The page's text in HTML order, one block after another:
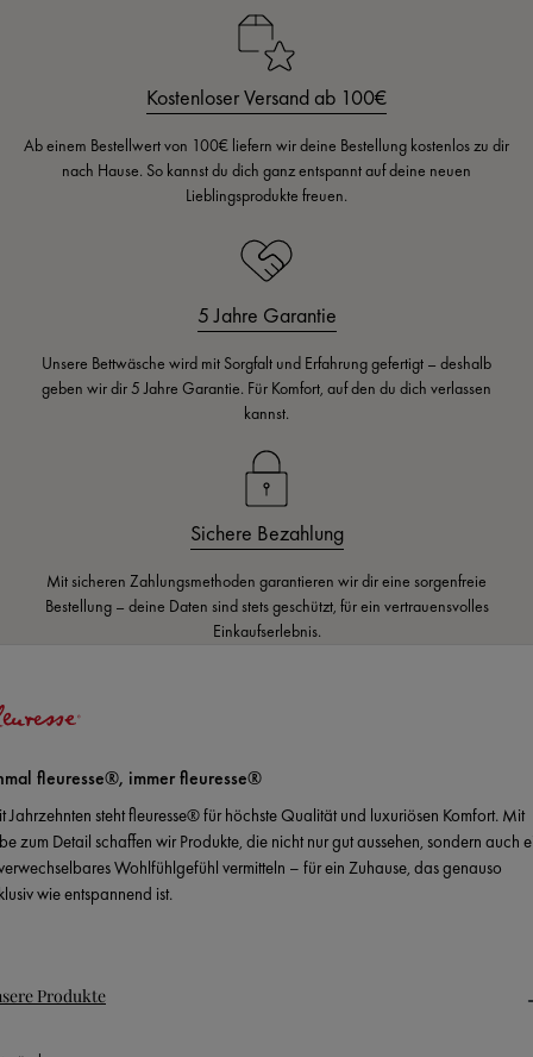
Kostenloser Versand ab 100€
Ab einem Bestellwert von 100€ liefern wir deine Bestellung kostenlos zu dir
nach Hause. So kannst du dich ganz entspannt auf deine neuen
Lieblingsprodukte freuen.
5 Jahre Garantie
Unsere Bettwäsche wird mit Sorgfalt und Erfahrung gefertigt – deshalb
geben wir dir 5 Jahre Garantie. Für Komfort, auf den du dich verlassen
kannst.
Sichere Bezahlung
Mit sicheren Zahlungsmethoden garantieren wir dir eine sorgenfreie
Bestellung – deine Daten sind stets geschützt, für ein vertrauensvolles
Einkaufserlebnis.
fleuresse®, immer fleuresse®
Jahrzehnten steht fleuresse® für höchste Qualität und luxuriösen Komfort. Mit
zum Detail schaffen wir Produkte, die nicht nur gut aussehen, sondern auch
Wohlfühlgefühl vermitteln – für ein Zuhause, das genauso
wie entspannend ist.
Produkte